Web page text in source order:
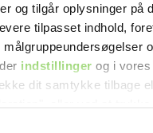
og tilgår oplysninger på
tilpasset indhold,
indstillinger og i vores
dit samtykke tilbage
vigtigt, da han
"Jeg var nødt til
stolt af"